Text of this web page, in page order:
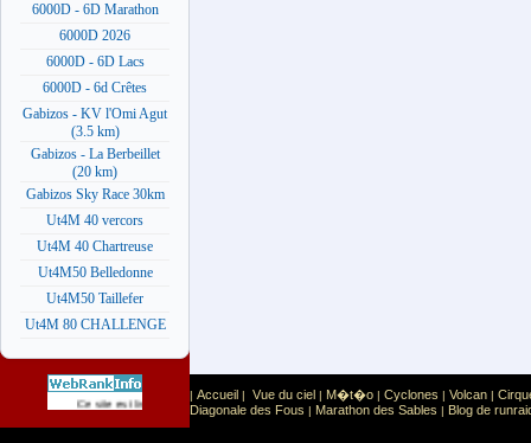
6000D - 6D Marathon
6000D 2026
6000D - 6D Lacs
6000D - 6d Crêtes
Gabizos - KV l'Omi Agut
(3.5 km)
Gabizos - La Berbeillet
(20 km)
Gabizos Sky Race 30km
Ut4M 40 vercors
Ut4M 40 Chartreuse
Ut4M50 Belledonne
Ut4M50 Taillefer
Ut4M 80 CHALLENGE
Ce site est list� dans la cat�gorie Sport Sports extr�mes
| Accueil | Vue du ciel | M�t�o | Cyclones | Volcan |
Diagonale des Fous | Marathon des Sables | Blog de